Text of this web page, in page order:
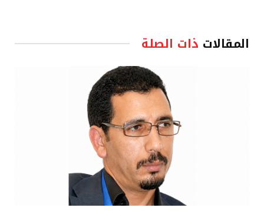
المقالات ذات الصلة